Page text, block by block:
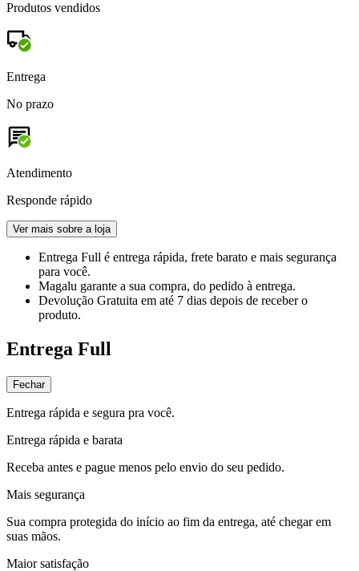
Produtos vendidos
Entrega
No prazo
Atendimento
Responde rápido
Ver mais sobre a loja
Entrega Full é entrega rápida, frete barato e mais segurança
para você.
Magalu garante a sua compra, do pedido à entrega.
Devolução Gratuita em até 7 dias depois de receber o
produto.
Entrega Full
Fechar
Entrega rápida e segura pra você.
Entrega rápida e barata
Receba antes e pague menos pelo envio do seu pedido.
Mais segurança
Sua compra protegida do início ao fim da entrega, até chegar em
suas mãos.
Maior satisfação